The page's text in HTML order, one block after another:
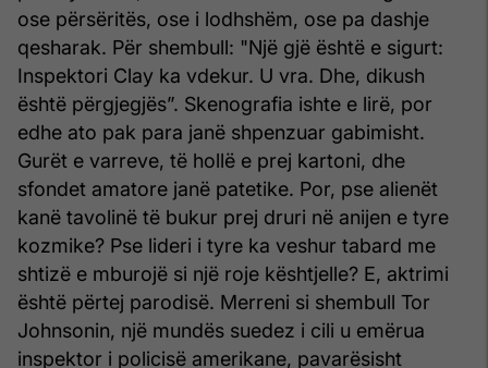
ose përsëritës, ose i lodhshëm, ose pa dashje
qesharak. Për shembull: "Një gjë është e sigurt:
Inspektori Clay ka vdekur. U vra. Dhe, dikush
është përgjegjës”. Skenografia ishte e lirë, por
edhe ato pak para janë shpenzuar gabimisht.
Gurët e varreve, të hollë e prej kartoni, dhe
sfondet amatore janë patetike. Por, pse alienët
kanë tavolinë të bukur prej druri në anijen e tyre
kozmike? Pse lideri i tyre ka veshur tabard me
shtizë e mburojë si një roje kështjelle? E, aktrimi
është përtej parodisë. Merreni si shembull Tor
Johnsonin, një mundës suedez i cili u emërua
inspektor i policisë amerikane, pavarësisht